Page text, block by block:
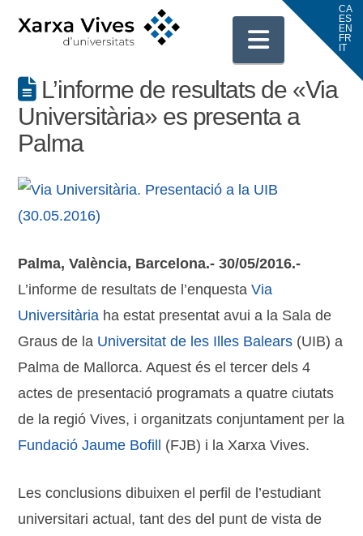
L’informe de resultats de «Via
Universitària» es presenta a
Palma
Palma, València, Barcelona.- 30/05/2016.-
L’informe de resultats de l’enquestaVia
Universitària ha estat presentat avui a la Sala de
Graus de la Universitat de les Illes Balears (UIB) a
Palma de Mallorca. Aquest és el tercer dels 4
actes de presentació programats a quatre ciutats
de la regió Vives, i organitzats conjuntament per la
Fundació Jaume Bofill
(FJB) i la Xarxa Vives.
Les conclusions dibuixen el perfil de l’estudiant
universitari actual, tant des del punt de vista de